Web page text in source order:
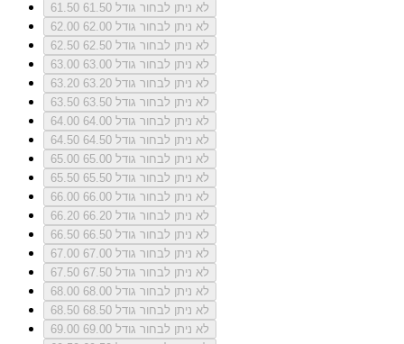
61.50
לא ניתן לבחור גודל 61.50
62.00
לא ניתן לבחור גודל 62.00
62.50
לא ניתן לבחור גודל 62.50
63.00
לא ניתן לבחור גודל 63.00
63.20
לא ניתן לבחור גודל 63.20
63.50
לא ניתן לבחור גודל 63.50
64.00
לא ניתן לבחור גודל 64.00
64.50
לא ניתן לבחור גודל 64.50
65.00
לא ניתן לבחור גודל 65.00
65.50
לא ניתן לבחור גודל 65.50
66.00
לא ניתן לבחור גודל 66.00
66.20
לא ניתן לבחור גודל 66.20
66.50
לא ניתן לבחור גודל 66.50
67.00
לא ניתן לבחור גודל 67.00
67.50
לא ניתן לבחור גודל 67.50
68.00
לא ניתן לבחור גודל 68.00
68.50
לא ניתן לבחור גודל 68.50
69.00
לא ניתן לבחור גודל 69.00